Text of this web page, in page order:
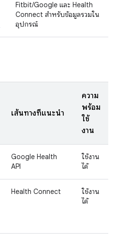
Fitbit/Google และ Health
Connect สำหรับข้อมูลรวมใน
อุปกรณ์
เส้นทางที่แนะนำ
ความ
พร้อม
ใช้
งาน
Google Health
API
ใช้งาน
ได้
Health Connect
ใช้งาน
ได้